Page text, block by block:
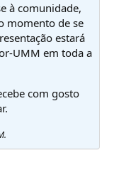
à comunidade,
momento de se
estará
UMM em toda a
com gosto